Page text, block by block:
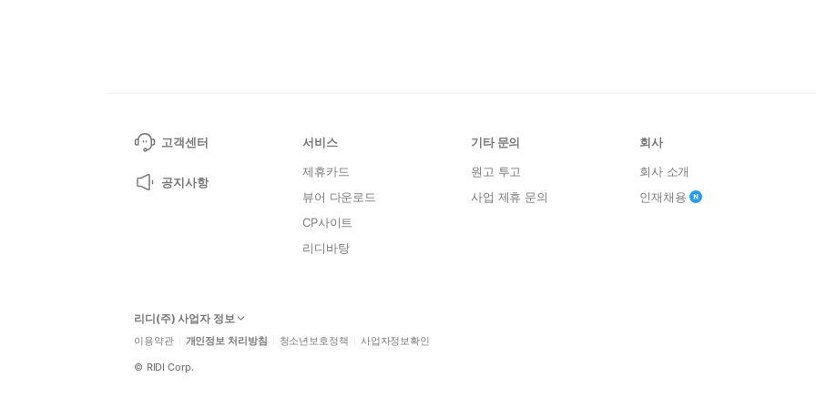
고객센터
공지사항
서비스
제휴카드
뷰어 다운로드
CP사이트
리디바탕
기타 문의
원고 투고
사업 제휴 문의
회사
회사 소개
인재채용
리디(주) 사업자 정보
이용약관 개인정보 처리방침 청소년보호정책 사업자정보확인
© RIDI Corp.